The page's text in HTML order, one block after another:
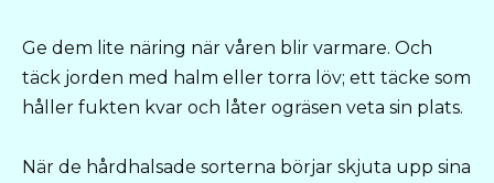
Ge dem lite näring när våren blir varmare. Och
täck jorden med halm eller torra löv; ett täcke som
håller fukten kvar och låter ogräsen veta sin plats.
När de hårdhalsade sorterna börjar skjuta upp sina